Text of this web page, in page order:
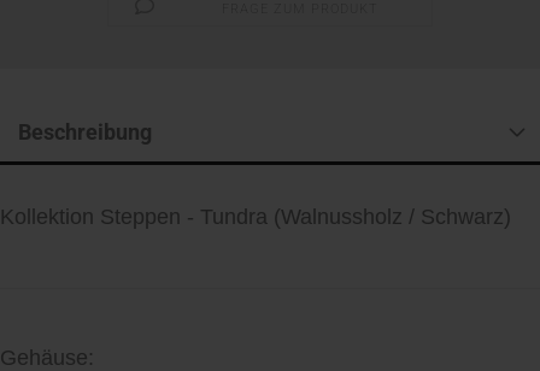
Beschreibung
Kollektion Steppen - Tundra (Walnussholz / Schwarz)
Gehäuse: